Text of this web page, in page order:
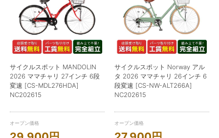
サイクルスポット MANDOLIN
2026 ママチャリ 27インチ 6段
変速 [CS-MDL276HDA]
NC202615
オープン価格
サイクルスポット Norway アル
タ 2026 ママチャリ 26インチ 6
段変速 [CS-NW-ALT266A]
NC202615
オープン価格